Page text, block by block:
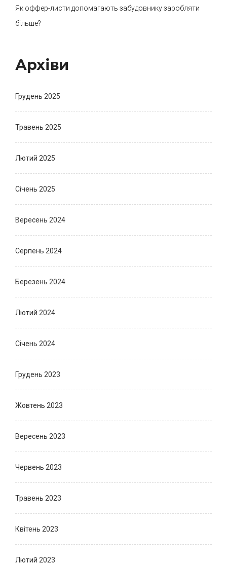
Як оффер-листи допомагають забудовнику заробляти
більше?
Архіви
Грудень 2025
Травень 2025
Лютий 2025
Січень 2025
Вересень 2024
Серпень 2024
Березень 2024
Лютий 2024
Січень 2024
Грудень 2023
Жовтень 2023
Вересень 2023
Червень 2023
Травень 2023
Квітень 2023
Лютий 2023